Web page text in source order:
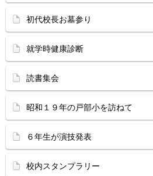
初代校長お墓参り
就学時健康診断
読書集会
昭和１９年の戸部小を訪ねて
６年生が演技発表
校内スタンプラリー